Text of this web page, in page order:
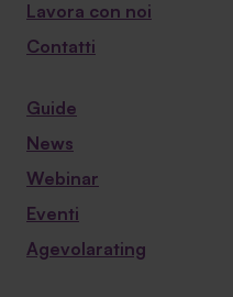
Lavora con noi
Contatti
Guide
News
Webinar
Eventi
Agevolarating